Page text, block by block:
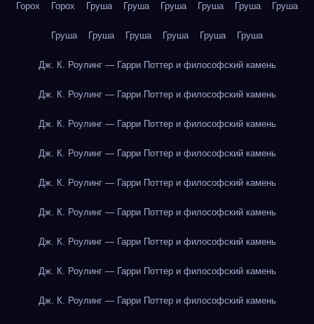
Горох Горох Груша Груша Груша Груша Груша Груша
Груша Груша Груша Груша Груша Груша
Дж. К. Роулинг — Гарри Поттер и философский камень
Дж. К. Роулинг — Гарри Поттер и философский камень
Дж. К. Роулинг — Гарри Поттер и философский камень
Дж. К. Роулинг — Гарри Поттер и философский камень
Дж. К. Роулинг — Гарри Поттер и философский камень
Дж. К. Роулинг — Гарри Поттер и философский камень
Дж. К. Роулинг — Гарри Поттер и философский камень
Дж. К. Роулинг — Гарри Поттер и философский камень
Дж. К. Роулинг — Гарри Поттер и философский камень